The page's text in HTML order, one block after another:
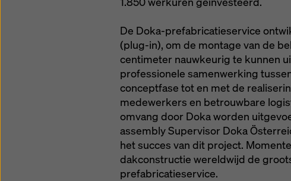
De Doka-prefabricatieservice
(plug-in), om de montage van de
centimeter nauwkeurig te kunnen
professionele samenwerking
conceptfase tot en met de
medewerkers en betrouwbare
omvang door Doka worden
assembly Supervisor Doka
het succes van dit project.
dakconstructie wereldwijd de
prefabricatieservice.